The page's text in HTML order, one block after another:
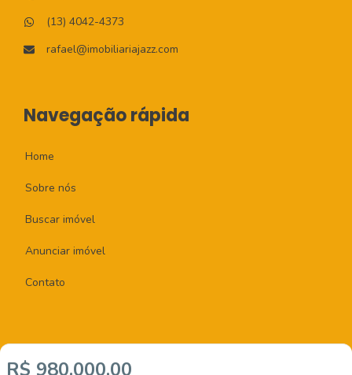
R$ 980.000,00
(13) 4042-4373
rafael@imobiliariajazz.com
Navegação rápida
Home
Sobre nós
Buscar imóvel
Anunciar imóvel
Contato